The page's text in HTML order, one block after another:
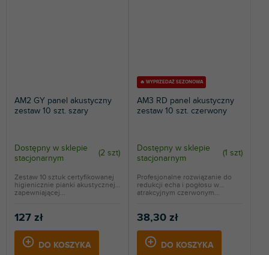
AM2 GY panel akustyczny
zestaw 10 szt. szary
Dostępny w sklepie
stacjonarnym
(2 szt)
127 zł
DO KOSZYKA
Zestaw 10 sztuk certyfikowanej
higienicznie pianki akustycznej
zapewniającej...
🔥 WYPRZEDAŻ SEZONOWA
AM3 RD panel akustyczny
zestaw 10 szt. czerwony
Dostępny w sklepie
stacjonarnym
(1 szt)
38,30 zł
DO KOSZYKA
Profesjonalne rozwiązanie do
redukcji echa i pogłosu w
atrakcyjnym czerwonym...